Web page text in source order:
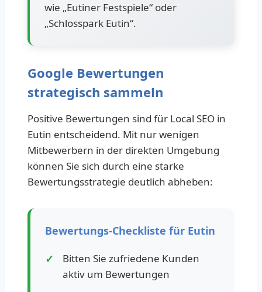
wie „Eutiner Festspiele“ oder
„Schlosspark Eutin“.
Google Bewertungen
strategisch sammeln
Positive Bewertungen sind für Local SEO in
Eutin entscheidend. Mit nur wenigen
Mitbewerbern in der direkten Umgebung
können Sie sich durch eine starke
Bewertungsstrategie deutlich abheben:
Bewertungs-Checkliste für Eutin
Bitten Sie zufriedene Kunden
aktiv um Bewertungen